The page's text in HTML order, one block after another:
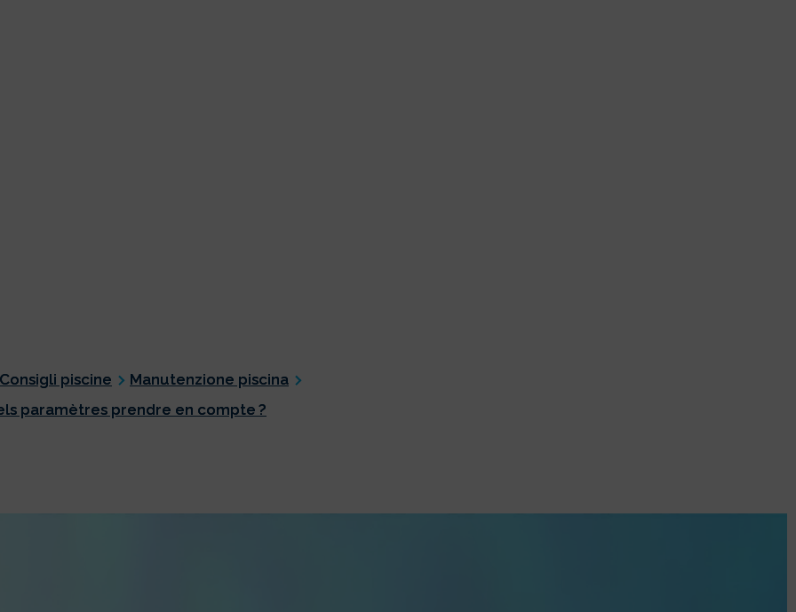
Consigli piscine
Manutenzione piscina
paramètres prendre en compte ?